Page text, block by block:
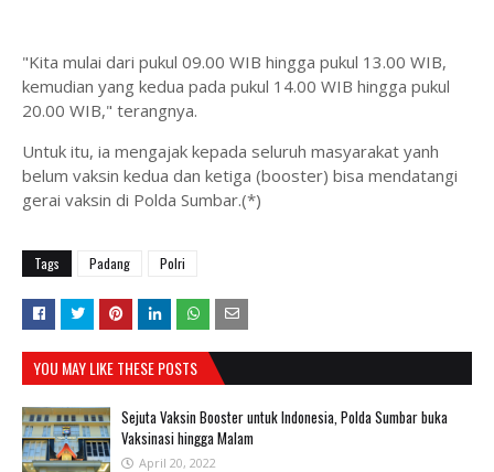
"Kita mulai dari pukul 09.00 WIB hingga pukul 13.00 WIB,
kemudian yang kedua pada pukul 14.00 WIB hingga pukul
20.00 WIB," terangnya.
Untuk itu, ia mengajak kepada seluruh masyarakat yanh
belum vaksin kedua dan ketiga (booster) bisa mendatangi
gerai vaksin di Polda Sumbar.(*)
Tags Padang Polri
YOU MAY LIKE THESE POSTS
Sejuta Vaksin Booster untuk Indonesia, Polda Sumbar buka
Vaksinasi hingga Malam
April 20, 2022